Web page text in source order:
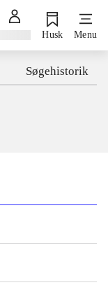
Husk Menu
Søgehistorik